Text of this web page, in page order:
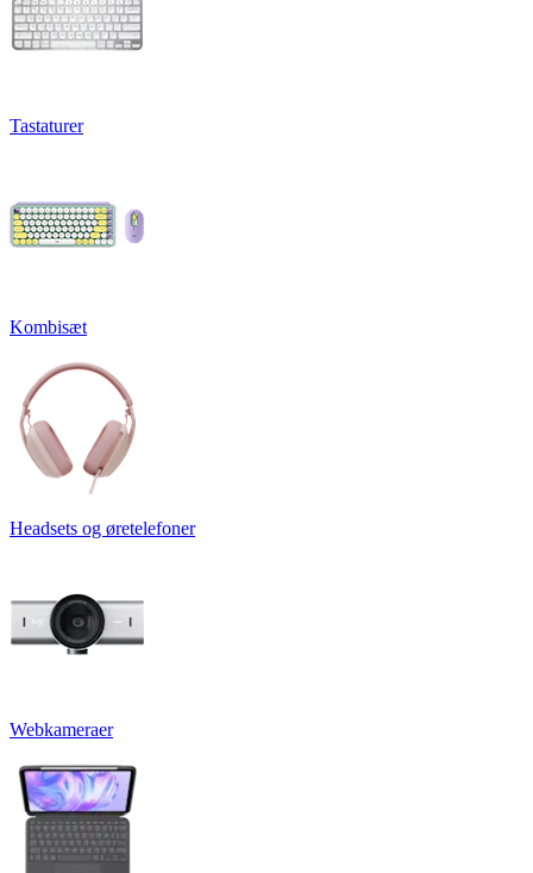
Tastaturer
Kombisæt
Headsets og øretelefoner
Webkameraer